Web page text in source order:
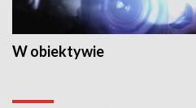
W obiektywie